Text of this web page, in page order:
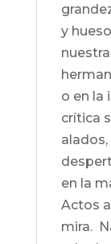
y
o en la
crítica
en la
Actos
mira.